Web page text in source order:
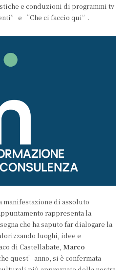
e conduzioni di programmi tv
e “Che ci faccio qui”.
manifestazione di assoluto
rappresenta la
che ha saputo far dialogare la
luoghi, idee e
di Castellabate, Marco
quest’anno, si è confermata